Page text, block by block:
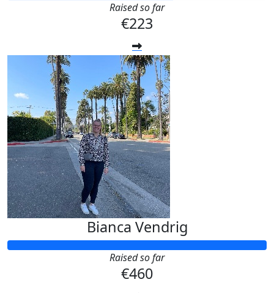
Raised so far
€223
Bianca Vendrig
Raised so far
€460